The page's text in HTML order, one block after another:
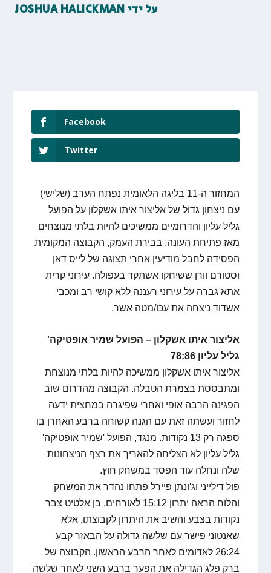
על ידי JOSHUA HALICKMAN
Facebook
Twitter
המחזור ה-11 בליגה הלאומית נפתח הערב (שלישי)
עם ניצחון גדול של אליצור איתו אשקלון על הפועל
גליל עליון והדרומיים ממשיכים להיות בלתי מנוצחים
מאז פתיחת העונה. בבירת העמק, הקבוצה המקומית
הפסידה לחבל מודיעין אחרי תצוגה של לייס דאן
וסטורם וורן ששיחקו אשתקד בעפולה. עירוני קרית
אתא גברה על עירוני רעננה ללא קושי רב ומכבי
אשדוד ניצחה את עכו/מטה אשר.
אליצור איתו אשקלון – הפועל שמיר אופטיקה'
גליל עליון 78:86
אליצור איתו אשקלון ממשיכה להיות בלתי מנוצחת
ומתבססת בצמרת הטבלה. הקבוצה מהדרום שוב
הפגינה הרבה אופי ואחרי שפיגרה במחצית ידעה
לחזור ועשתה זאת עם הגנה קשוחה ברבע האחרן בו
ספגה רק 13 נקודות. מנגד, הפועל 'שמיר אופטיקה'
גליל עליון לא הצליחה להאריך את רצף הניצחונות
שלה ונחלה עוד הפסד במשחק חוץ.
פול דילייני וג'ונתן פיירל פתחו נהדר את המשחק
והלוח הראה יתרון 15:12 לאורחים. בן אלטיט צבר
נקודות בצבע והשיב את היתרון לקבוצתו, אלא
שאנטוני פישר עם שלשה גדולה על הבאזר קבע
26:24 לאדומים לאחר הרבע הראשון. הקבוצה של
ברק פלג הגדילה את הפער ברבע השני לאחר שלשה